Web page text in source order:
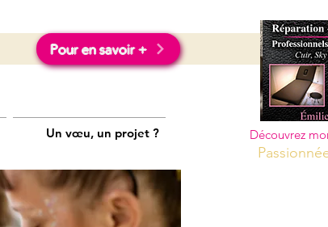
Pour en savoir +
Un vœu, un projet ? Découvrez